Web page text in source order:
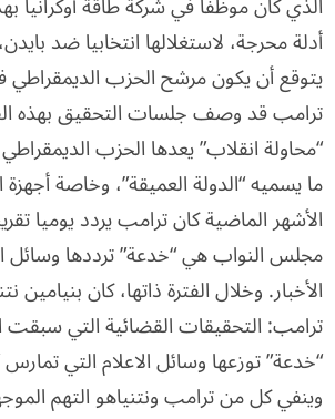
أدلة محرجة، لاستغلالها انتخابيا ضد
ترامب قد وصف جلسات التحقيق بهذه
“محاولة انقلاب” يعدها الحزب
ما يسميه “الدولة العميقة”، وخاصة
الأشهر الماضية كان ترامب يردد يوميا
مجلس النواب هي “خدعة” ترددها وسائل
الأخبار. وخلال الفترة ذاتها، كان بنيامين
ترامب: التحقيقات القضائية التي سبقت
“خدعة” توزعها وسائل الاعلام التي تمارس
وينفي كل من ترامب ونتنياهو التهم